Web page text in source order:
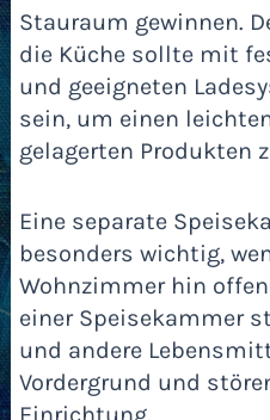
Stauraum gewinnen.
die Küche sollte mit
und geeigneten
sein, um einen
gelagerten Produkten
Eine separate
besonders wichtig,
Wohnzimmer hin
einer Speisekammer
und andere
Vordergrund und
Einrichtung.